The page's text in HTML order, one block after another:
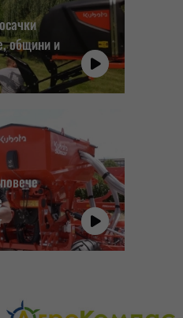
общини и